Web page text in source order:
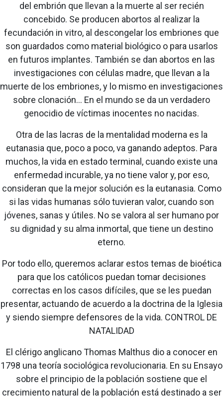
del embrión que llevan a la muerte al ser recién
concebido. Se producen abortos al realizar la
fecundación in vitro, al descongelar los embriones que
son guardados como material biológico o para usarlos
en futuros implantes. También se dan abortos en las
investigaciones con células madre, que llevan a la
muerte de los embriones, y lo mismo en investigaciones
sobre clonación... En el mundo se da un verdadero
genocidio de víctimas inocentes no nacidas.
Otra de las lacras de la mentalidad moderna es la
eutanasia que, poco a poco, va ganando adeptos. Para
muchos, la vida en estado terminal, cuando existe una
enfermedad incurable, ya no tiene valor y, por eso,
consideran que la mejor solución es la eutanasia. Como
si las vidas humanas sólo tuvieran valor, cuando son
jóvenes, sanas y útiles. No se valora al ser humano por
su dignidad y su alma inmortal, que tiene un destino
eterno.
Por todo ello, queremos aclarar estos temas de bioética
para que los católicos puedan tomar decisiones
correctas en los casos difíciles, que se les puedan
presentar, actuando de acuerdo a la doctrina de la Iglesia
y siendo siempre defensores de la vida. CONTROL DE
NATALIDAD
El clérigo anglicano Thomas Malthus dio a conocer en
1798 una teoría sociológica revolucionaria. En su Ensayo
sobre el principio de la población sostiene que el
crecimiento natural de la población está destinado a ser